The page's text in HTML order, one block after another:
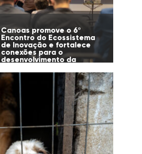
Canoas promove o 6º
Encontro do Ecossistema
de Inovação e fortalece
conexões para o
desenvolvimento da